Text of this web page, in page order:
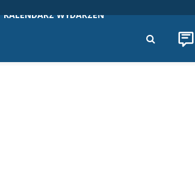
KALENDARZ WYDARZEŃ